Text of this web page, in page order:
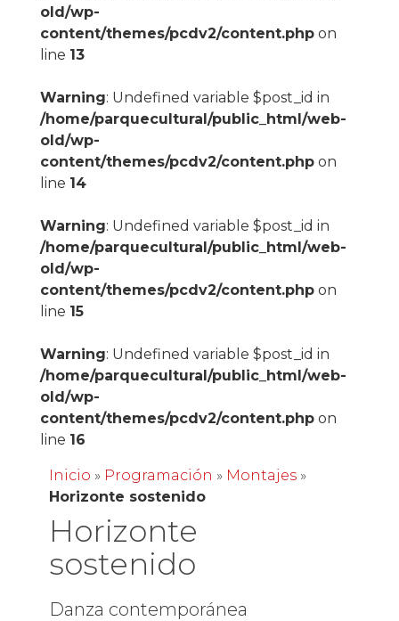
old/wp-
content/themes/pcdv2/content.phpon
line 13
Warning: Undefined variable $post_id in
/home/parquecultural/public_html/web-
old/wp-
content/themes/pcdv2/content.phpon
line 14
Warning: Undefined variable $post_id in
/home/parquecultural/public_html/web-
old/wp-
content/themes/pcdv2/content.phpon
line 15
Warning: Undefined variable $post_id in
/home/parquecultural/public_html/web-
old/wp-
content/themes/pcdv2/content.phpon
line 16
Inicio » Programación » Montajes»
Horizonte sostenido
Horizonte
sostenido
Danza contemporánea